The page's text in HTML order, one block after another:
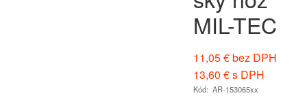
MIL-TEC
11,05€bez DPH
13,60 €s DPH
Kód: AR-153065xx